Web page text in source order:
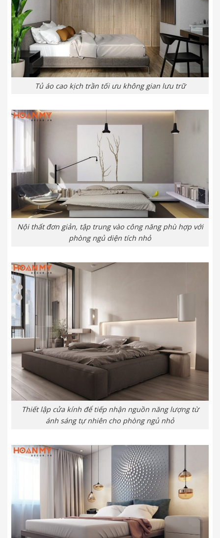
Tủ áo cao kịch trần tối ưu không gian lưu trữ
Nội thất đơn giản, tập trung vào công năng phù hợp với
phòng ngủ diện tích nhỏ
Thiết lập cửa kính để tiếp nhận nguồn năng lượng từ
ánh sáng tự nhiên cho phòng ngủ nhỏ